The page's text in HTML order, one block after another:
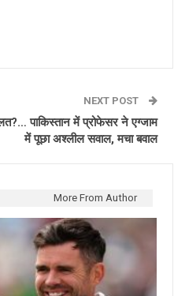
NEXT POST
पाकिस्तान में प्रोफेसर ने एग्जाम
में पूछा अश्लील सवाल, मचा बवाल
More From Author